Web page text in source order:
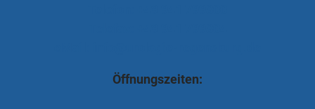
Öffnungszeiten: